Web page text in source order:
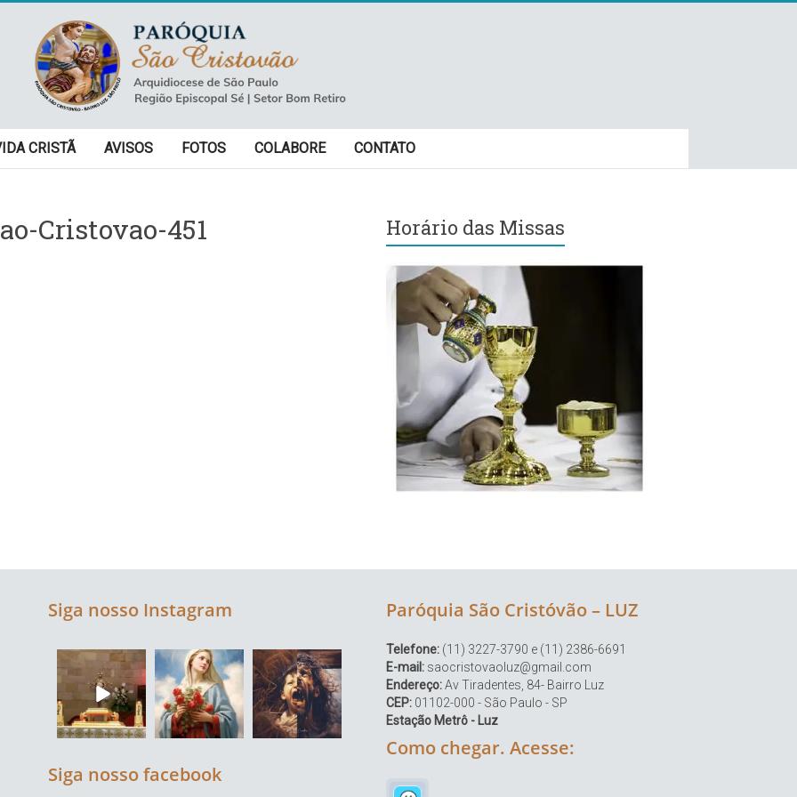
CRISTÃ AVISOS FOTOS COLABORE CONTATO
Cristovao-451 Horário das Missas
Siga nosso Instagram
Siga nosso facebook
Paróquia São Cristóvão – LUZ
Telefone: (11) 3227-3790 e (11) 2386-6691
E-mail: saocristovaoluz@gmail.com
Endereço:Av Tiradentes, 84- Bairro Luz
CEP: 01102-000 - São Paulo - SP
Estação Metrô - Luz
Como chegar. Acesse: